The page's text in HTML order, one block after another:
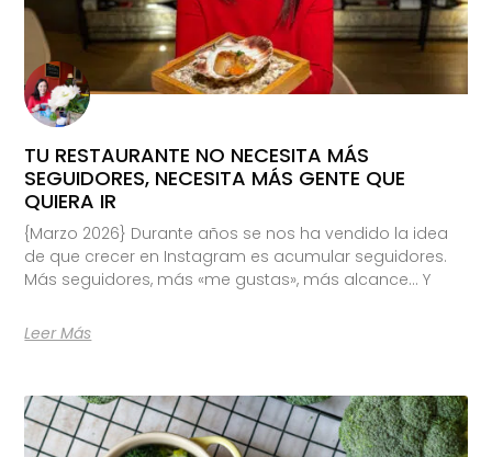
TU RESTAURANTE NO NECESITA MÁS
SEGUIDORES, NECESITA MÁS GENTE QUE
QUIERA IR
{Marzo 2026} Durante años se nos ha vendido la idea
de que crecer en Instagram es acumular seguidores.
Más seguidores, más «me gustas», más alcance… Y
Leer Más